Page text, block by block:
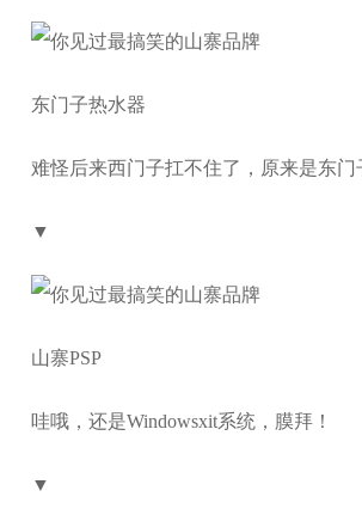
东门子热水器
难怪后来西门子扛不住了，原来是东门
▼
山寨PSP
哇哦，还是Windowsxit系统，膜拜！
▼